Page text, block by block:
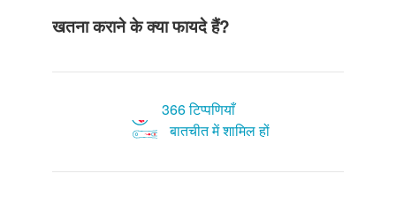
खतना कराने के क्या फायदे हैं?
366 टिप्पणियाँ
बातचीत में शामिल हों